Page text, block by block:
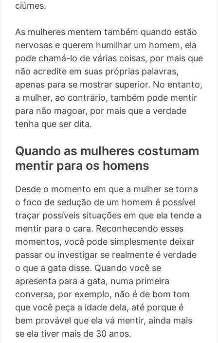
ciúmes.
As mulheres mentem também quando estão
nervosas e querem humilhar um homem, ela
pode chamá-lo de várias coisas, por mais que
não acredite em suas próprias palavras,
apenas para se mostrar superior. No entanto,
a mulher, ao contrário, também pode mentir
para não magoar, por mais que a verdade
tenha que ser dita.
Quando as mulheres costumam
mentir para os homens
Desde o momento em que a mulher se torna
o foco de sedução de um homem é possível
traçar possíveis situações em que ela tende a
mentir para o cara. Reconhecendo esses
momentos, você pode simplesmente deixar
passar ou investigar se realmente é verdade
o que a gata disse. Quando você se
apresenta para a gata, numa primeira
conversa, por exemplo, não é de bom tom
que você peça a idade dela, até porque é
bem provável que ela vá mentir, ainda mais
se ela tiver mais de 30 anos.